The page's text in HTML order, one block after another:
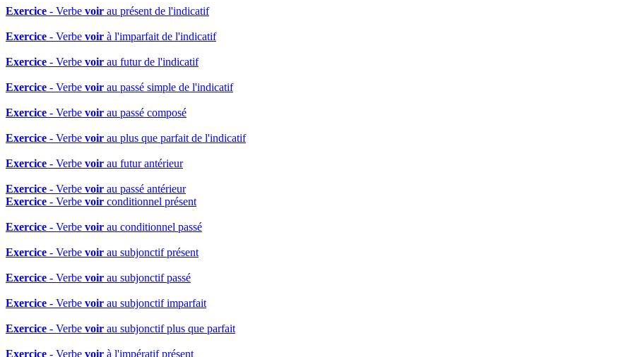
Exercice - Verbe voir au présent de l'indicatif
Exercice - Verbe voir à l'imparfait de l'indicatif
Exercice - Verbe voir au futur de l'indicatif
Exercice - Verbe voir au passé simple de l'indicatif
Exercice - Verbe voir au passé composé
Exercice - Verbe voir au plus que parfait de l'indicatif
Exercice - Verbe voir au futur antérieur
Exercice - Verbe voir au passé antérieur
Exercice - Verbe voir conditionnel présent
Exercice - Verbe voir au conditionnel passé
Exercice - Verbe voir au subjonctif présent
Exercice - Verbe voir au subjonctif passé
Exercice - Verbe voir au subjonctif imparfait
Exercice - Verbe voir au subjonctif plus que parfait
Exercice - Verbe voir à l'impératif présent